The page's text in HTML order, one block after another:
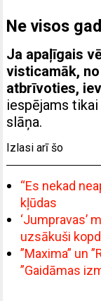
Ne visos
Ja apaļīgais
visticamāk,
atbrīvoties,
iespējams
slāņa.
Izlasi arī šo
“Es nekad
kļūdas
‘Jumpravas’
uzsākuši
”Maxima” un
”Gaidāmas